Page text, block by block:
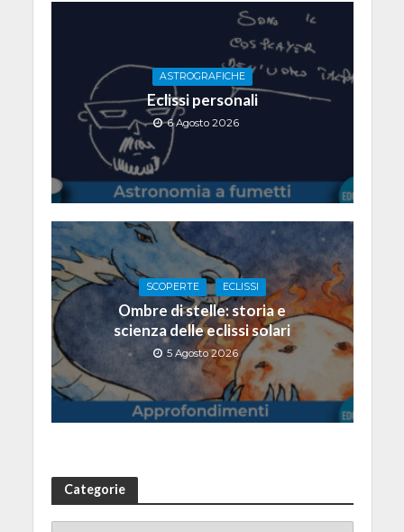
ASTROGRAFICHE
Eclissi personali
6 Agosto 2026
SCOPERTE ECLISSI
Ombre di stelle: storia e
scienza delle eclissi solari
5 Agosto 2026
Categorie